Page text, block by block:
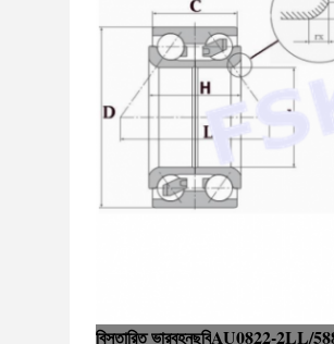
বিস্তারিত ভারবহনছবিAU0822-2LL/